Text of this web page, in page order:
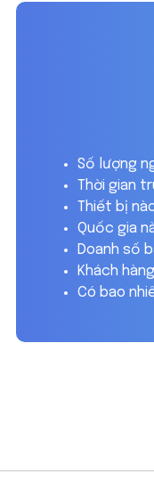
Số lượng
Thời gian
Thiết bị
Quốc gia
Doanh số
Khách
Có bao